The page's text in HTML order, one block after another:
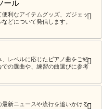
ール
便利なアイテムグッズ、ガジェッ
どについて発信します。
レベルに応じたピアノ曲をご紹
の選曲や、練習の曲選びに参考
新ニュースや流行を追いかける